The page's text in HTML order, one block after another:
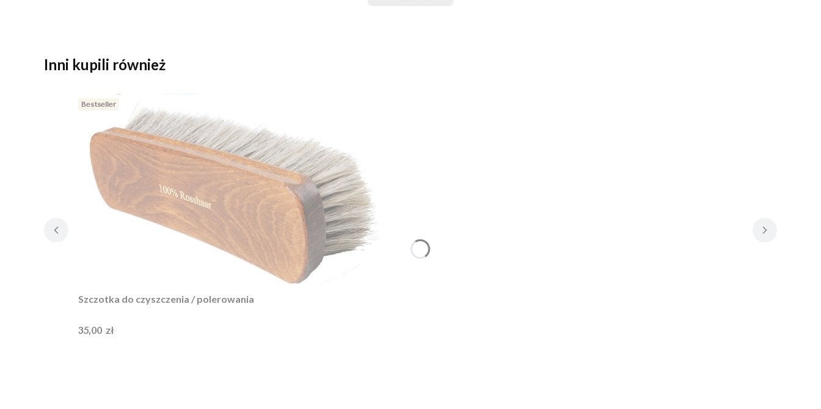
Inni kupili również
Bestseller
Szczotka do czyszczenia / polerowania
Cena
35,00 zł